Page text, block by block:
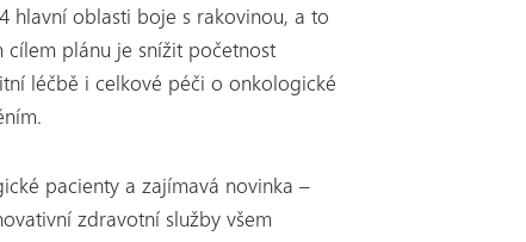
hlavní oblasti boje s rakovinou, a to
plánu je snížit početnost
léčbě i celkové péči o onkologické
pacienty a zajímavá novinka –
zdravotní služby všem